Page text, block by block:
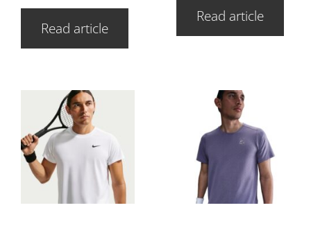
Read article
Read article